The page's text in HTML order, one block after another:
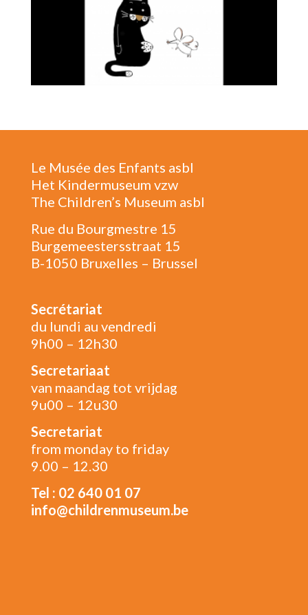
Le Musée des Enfants asbl
Het Kindermuseum vzw
The Children’s Museum asbl
Rue du Bourgmestre 15
Burgemeestersstraat 15
B-1050 Bruxelles – Brussel
Secrétariat
du lundi au vendredi
9h00 – 12h30
Secretariaat
van maandag tot vrijdag
9u00 – 12u30
Secretariat
from monday to friday
9.00 – 12.30
Tel : 02 640 01 07
info@childrenmuseum.be